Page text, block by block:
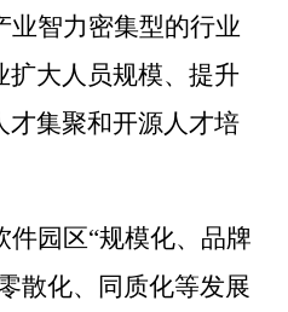
业智力密集型的行业
扩大人员规模、提升
才集聚和开源人才培
件园区“规模化、品牌
散化、同质化等发展